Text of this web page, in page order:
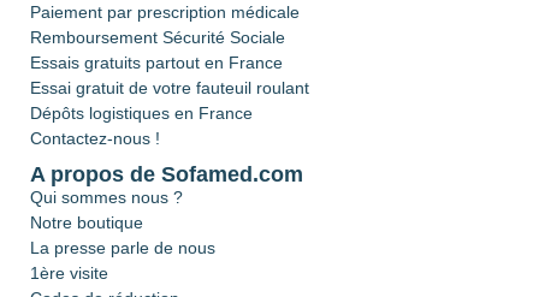
Paiement par prescription médicale
Remboursement Sécurité Sociale
Essais gratuits partout en France
Essai gratuit de votre fauteuil roulant
Dépôts logistiques en France
Contactez-nous !
A propos de Sofamed.com
Qui sommes nous ?
Notre boutique
La presse parle de nous
1ère visite